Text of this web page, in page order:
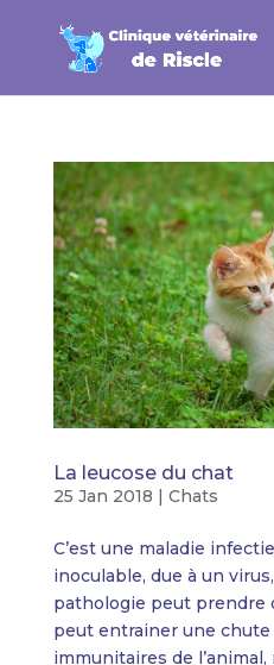
La leucose du chat
25 Jan 2018 | Chats
C’est une maladie
inoculable, due à un
pathologie peut prendre
peut entrainer une chute
immunitaires de